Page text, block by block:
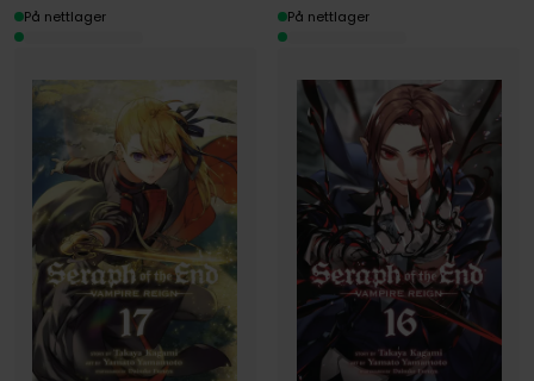
På nettlager
På nettlager